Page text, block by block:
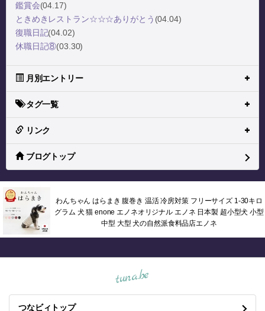
鑑賞会(04.17)
ときめきレストラン☆☆☆ありがとう (04.04)
復職日記(04.02)
休職日記⑧(03.30)
月別エントリー
タグ一覧
リンク
ブログトップ
わんちゃん はらまき 腹巻き 温活 冷房対策 フリーサイズ 1-30キロ
グラム 犬 猫 enone エノネオリジナル エノネ 日本製 超小型犬 小型
中型 大型 犬の自然派食料品店エノネ
tuna.be
つなビィトップ